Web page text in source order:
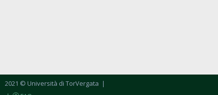
2021 © Università di TorVergata |